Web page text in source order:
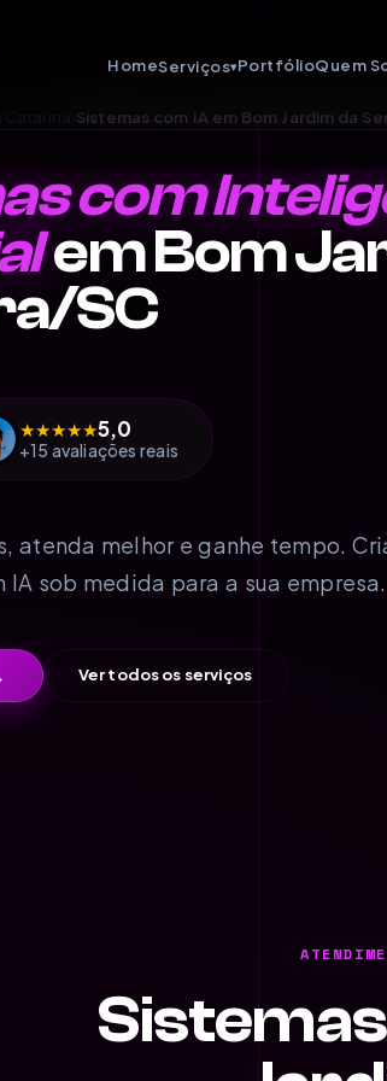
HomeServiços▾PortfólioQuem
Sistemas com IA em Bom Jardim da
com
em Bom
SC
★★★★★5,0
+15 avaliações reais
atenda melhor e ganhe tempo.
IA sob medida para a sua empresa.
Ver todos os serviços